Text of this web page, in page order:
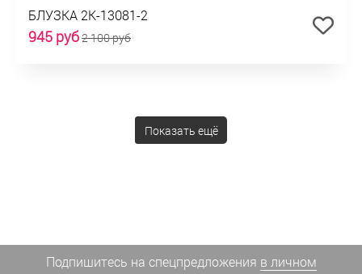
БЛУЗКА 2К-13081-2
945 руб2 100 руб
Показать ещё
Подпишитесь на спецпредложения в личном